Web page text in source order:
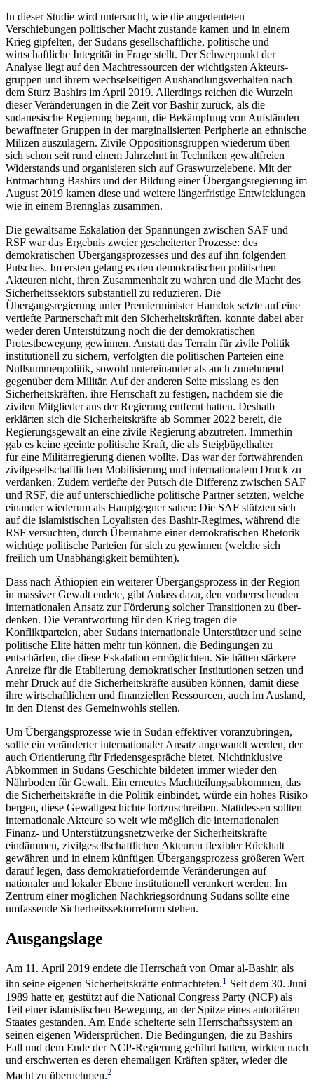
In dieser Studie wird untersucht, wie die angedeuteten
Verschiebungen politischer Macht zustande kamen und in einem
Krieg gipfelten, der Sudans gesellschaftliche, politische und
wirtschaftliche Inte­grität in Frage stellt. Der Schwerpunkt der
Analyse liegt auf den Machtressourcen der wichtigsten Akteurs­
gruppen und ihrem wechselseitigen Aushandlungsverhalten nach
dem Sturz Bashirs im April 2019. Allerdings reichen die Wurzeln
dieser Veränderungen in die Zeit vor Bashir zurück, als die
sudanesische Regierung begann, die Bekämpfung von Aufständen
bewaffneter Gruppen in der marginalisierten Peri­pherie an ethnische
Milizen auszulagern. Zivile Oppo­sitionsgruppen wiederum üben
sich schon seit rund einem Jahrzehnt in Techniken gewaltfreien
Widerstands und organisieren sich auf Graswurzelebene. Mit der
Entmachtung Bashirs und der Bildung einer Übergangsregierung im
August 2019 kamen diese und weitere längerfristige Entwicklungen
wie in einem Brennglas zusammen.
Die gewaltsame Eskalation der Spannungen zwischen SAF und
RSF war das Ergebnis zweier gescheiterter Prozesse: des
demokratischen Übergangsprozesses und des auf ihn folgenden
Putsches. Im ersten gelang es den demokratischen politischen
Akteuren nicht, ihren Zusammenhalt zu wahren und die Macht des
Sicherheitssektors substantiell zu reduzieren. Die
Übergangsregierung unter Premierminister Hamdok setzte auf eine
vertiefte Partnerschaft mit den Sicher­heitskräften, konnte dabei aber
weder deren Unter­stützung noch die der demokratischen
Protestbewegung gewinnen. Anstatt das Terrain für zivile Politik
institutionell zu sichern, verfolgten die politischen Parteien eine
Nullsummenpolitik, sowohl untereinander als auch zunehmend
gegenüber dem Militär. Auf der anderen Seite misslang es den
Sicherheitskräften, ihre Herrschaft zu festigen, nachdem sie die
zivilen Mitglieder aus der Regierung entfernt hatten. Deshalb
erklärten sich die Sicherheitskräfte ab Sommer 2022 bereit, die
Regierungsgewalt an eine zivile Regierung abzutreten. Immerhin
gab es keine geeinte politische Kraft, die als Steigbügelhalter
für eine Militärregierung dienen wollte. Das war der fortwährenden
zivilgesellschaftlichen Mobilisierung und internationalem Druck zu
verdanken. Zudem vertiefte der Putsch die Differenz zwischen SAF
und RSF, die auf unterschiedliche politische Partner setzten, welche
einander wiederum als Hauptgegner sahen: Die SAF stützten sich
auf die islamistischen Loyalisten des Bashir-Regimes, während die
RSF versuchten, durch Übernahme einer demokratischen Rhetorik
wichtige politische Parteien für sich zu gewinnen (welche sich
freilich um Unabhängigkeit bemühten).
Dass nach Äthiopien ein weiterer Übergangs­prozess in der Region
in massiver Gewalt endete, gibt Anlass dazu, den vorherrschenden
internationalen Ansatz zur Förderung solcher Transitionen zu über­
denken. Die Verantwortung für den Krieg tragen die
Konfliktparteien, aber Sudans internationale Unter­stützer und seine
politische Elite hätten mehr tun können, die Bedingungen zu
entschärfen, die diese Eskalation ermöglichten. Sie hätten stärkere
Anreize für die Etablierung demokratischer Institutionen setzen und
mehr Druck auf die Sicherheitskräfte ausüben können, damit diese
ihre wirtschaftlichen und finanziellen Ressourcen, auch im Ausland,
in den Dienst des Gemeinwohls stellen.
Um Übergangsprozesse wie in Sudan effektiver voranzubringen,
sollte ein veränderter internatio­naler Ansatz angewandt werden, der
auch Orientierung für Friedensgespräche bietet. Nichtinklusive
Abkommen in Sudans Geschichte bildeten immer wieder den
Nährboden für Gewalt. Ein erneutes Machtteilungsabkommen, das
die Sicherheitskräfte in die Politik einbindet, würde ein hohes Risiko
bergen, diese Gewaltgeschichte fortzuschreiben. Stattdessen sollten
internationale Akteure so weit wie möglich die internationalen
Finanz- und Unter­stützungsnetzwerke der Sicherheitskräfte
eindämmen, zivilgesellschaftlichen Akteuren flexibler Rück­halt
gewähren und in einem künftigen Übergangsprozess größeren Wert
darauf legen, dass demokratie­fördernde Veränderungen auf
nationaler und lokaler Ebene institutionell verankert werden. Im
Zentrum einer möglichen Nachkriegsordnung Sudans sollte eine
umfassende Sicherheitssektorreform stehen.
Ausgangslage
Am 11. April 2019 endete die Herrschaft von Omar al‑Bashir, als
ihn seine eigenen Sicherheitskräfte ent­machteten.1 Seit dem 30. Juni
1989 hatte er, gestützt auf die National Congress Party (NCP) als
Teil einer islamistischen Bewegung, an der Spitze eines autori­tären
Staates gestanden. Am Ende scheiterte sein Herrschaftssystem an
seinen eigenen Widersprüchen. Die Bedingungen, die zu Bashirs
Fall und dem Ende der NCP-Regierung geführt hatten, wirkten nach
und erschwerten es deren ehemaligen Kräften später, wieder die
Macht zu übernehmen.2